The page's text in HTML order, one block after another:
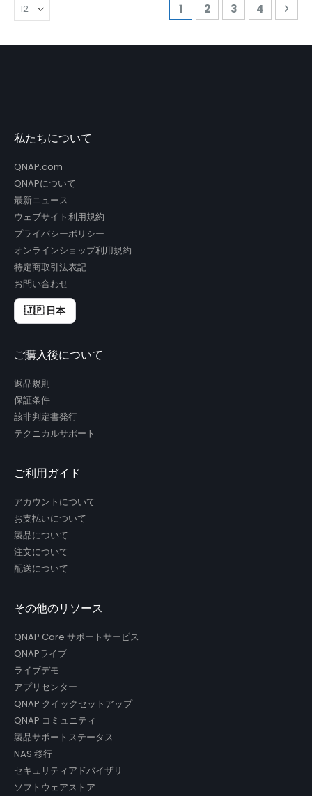
ー
ページを読んでいます
1 ページ
2 ページ
3 ページ
4 ペー
次
私たちについて
QNAP.com
QNAPについて
最新ニュース
ウェブサイト利用規約
プライバシーポリシー
オンラインショップ利用規約
特定商取引法表記
お問い合わせ
🇯🇵 日本
ご購入後について
返品規則
保証条件
該非判定書発行
テクニカルサポート
ご利用ガイド
アカウントについて
お支払いについて
製品について
注文について
配送について
その他のリソース
QNAP Care サポートサービス
QNAPライブ
ライブデモ
アプリセンター
QNAP クイックセットアップ
QNAP コミュニティ
製品サポートステータス
NAS 移行
セキュリティアドバイザリ
ソフトウェアストア